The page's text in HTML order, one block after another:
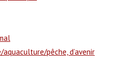
pêche, d’avenir